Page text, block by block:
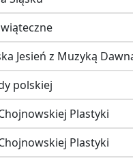
Jesień z Muzyką
polskiej
Plastyki
Plastyki